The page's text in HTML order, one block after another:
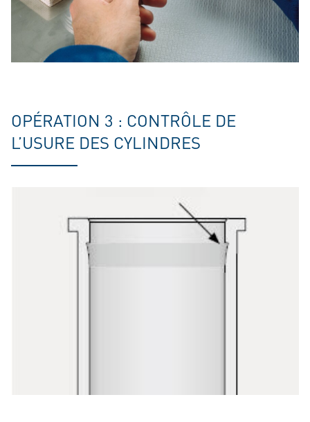
OPÉRATION 3 : CONTRÔLE DE
L’USURE DES CYLINDRES